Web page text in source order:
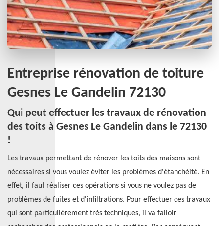
Entreprise rénovation de toiture
Gesnes Le Gandelin 72130
Qui peut effectuer les travaux de rénovation
des toits à Gesnes Le Gandelin dans le 72130
!
Les travaux permettant de rénover les toits des maisons sont
nécessaires si vous voulez éviter les problèmes d'étanchéité. En
effet, il faut réaliser ces opérations si vous ne voulez pas de
problèmes de fuites et d'infiltrations. Pour effectuer ces travaux
qui sont particulièrement très techniques, il va falloir